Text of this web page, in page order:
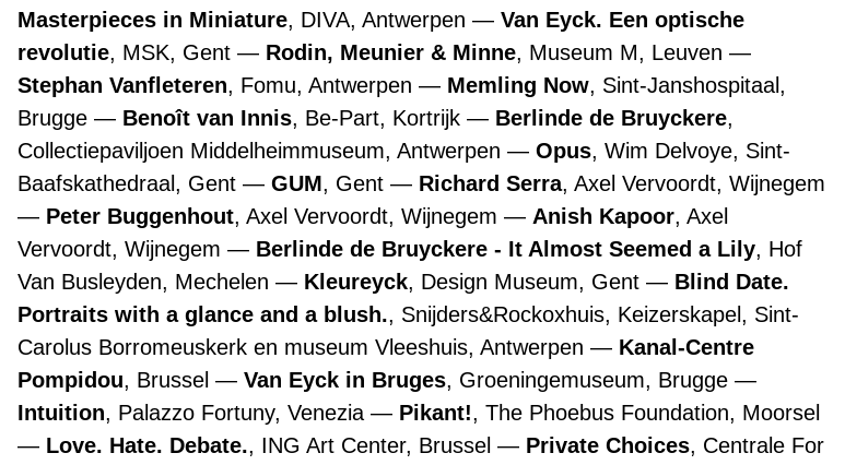
Masterpieces in Miniature, DIVA, Antwerpen
Van Eyck. Een optische
revolutie, MSK, Gent Rodin, Meunier & Minne, Museum M, Leuven
Stephan Vanfleteren, Fomu, Antwerpen Memling Now, Sint-Janshospitaal,
Brugge
Benoît van Innis, Be-Part, Kortrijk Berlinde de Bruyckere,
Collectiepaviljoen Middelheimmuseum, Antwerpen
Opus, Wim Delvoye, Sint-
Baafskathedraal, Gent
GUM, Gent Richard Serra, Axel Vervoordt, Wijnegem
Peter Buggenhout, Axel Vervoordt, Wijnegem Anish Kapoor, Axel
Vervoordt, Wijnegem
Berlinde de Bruyckere - It Almost Seemed a Lily, Hof
Van Busleyden, Mechelen
Kleureyck, Design Museum, Gent
Blind Date.
Portraits with a glance and a blush., Snijders&Rockoxhuis, Keizerskapel, Sint-
Carolus Borromeuskerk en museum Vleeshuis, Antwerpen
Kanal-Centre
Pompidou, Brussel Van Eyck in Bruges, Groeningemuseum, Brugge
Intuition, Palazzo Fortuny, Venezia Pikant!, The Phoebus Foundation, Moorsel
Love. Hate. Debate., ING Art Center, Brussel Private Choices, Centrale For